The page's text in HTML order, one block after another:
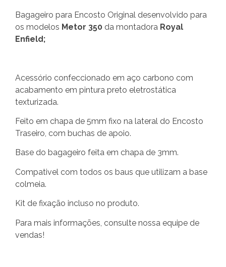
Bagageiro para Encosto Original desenvolvido para
os modelos Metor 350 da montadora Royal
Enfield;
Acessório confeccionado em aço carbono com
acabamento em pintura preto eletrostática
texturizada.
Feito em chapa de 5mm fixo na lateral do Encosto
Traseiro, com buchas de apoio.
Base do bagageiro feita em chapa de 3mm.
Compativel com todos os baus que utilizam a base
colmeia.
Kit de fixação incluso no produto.
Para mais informações, consulte nossa equipe de
vendas!